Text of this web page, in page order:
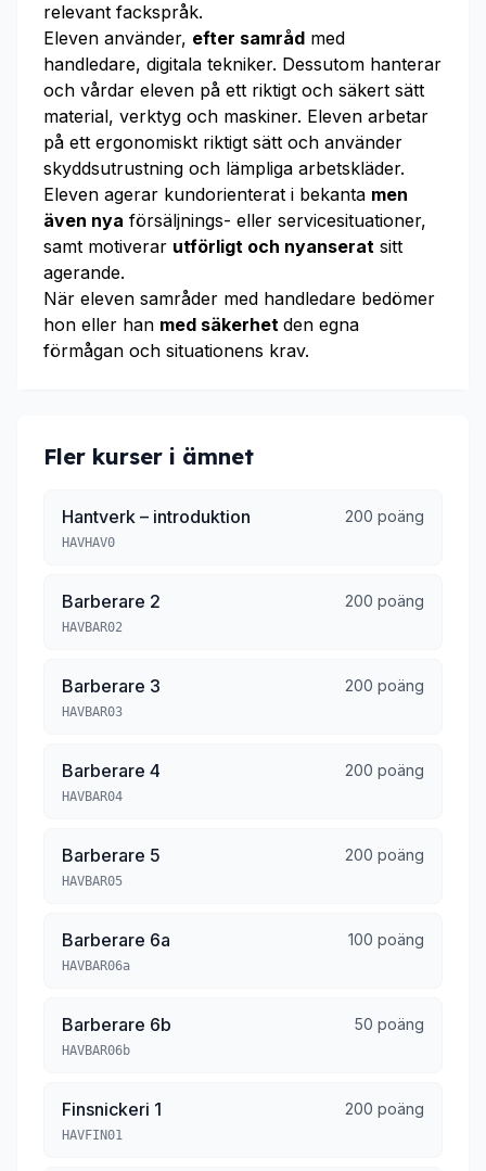
relevant fackspråk.
Eleven använder, efter samråd med
handledare, digitala tekniker. Dessutom hanterar
och vårdar eleven på ett riktigt och säkert sätt
material, verktyg och maskiner. Eleven arbetar
på ett ergonomiskt riktigt sätt och använder
skyddsutrustning och lämpliga arbetskläder.
Eleven agerar kundorienterat i bekanta men
även nya försäljnings- eller servicesituationer,
samt motiverar utförligt och nyanserat sitt
agerande.
När eleven samråder med handledare bedömer
hon eller han med säkerhet den egna
förmågan och situationens krav.
Fler kurser i ämnet
Hantverk – introduktion 200 poäng
HAVHAV0
Barberare 2 200 poäng
HAVBAR02
Barberare 3 200 poäng
HAVBAR03
Barberare 4 200 poäng
HAVBAR04
Barberare 5 200 poäng
HAVBAR05
Barberare 6a 100 poäng
HAVBAR06a
Barberare 6b 50 poäng
HAVBAR06b
Finsnickeri 1 200 poäng
HAVFIN01